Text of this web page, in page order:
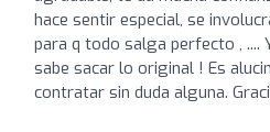
hace sentir especial, se
para q todo salga perfecto , ....
sabe sacar lo original ! Es
contratar sin duda alguna.